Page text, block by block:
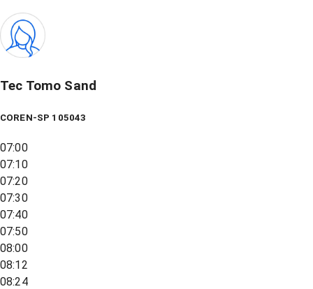
Tec Tomo Sand
COREN-SP 105043
07:00
07:10
07:20
07:30
07:40
07:50
08:00
08:12
08:24